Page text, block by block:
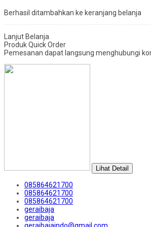
Berhasil ditambahkan ke keranjang belanja
Lanjut Belanja
Produk Quick Order
Pemesanan dapat langsung menghubungi
Lihat Detail
085864621700
085864621700
085864621700
geraibaja
geraibaja